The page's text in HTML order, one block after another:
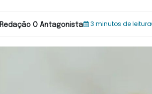
Redação O Antagonista 3 minutos de leitura